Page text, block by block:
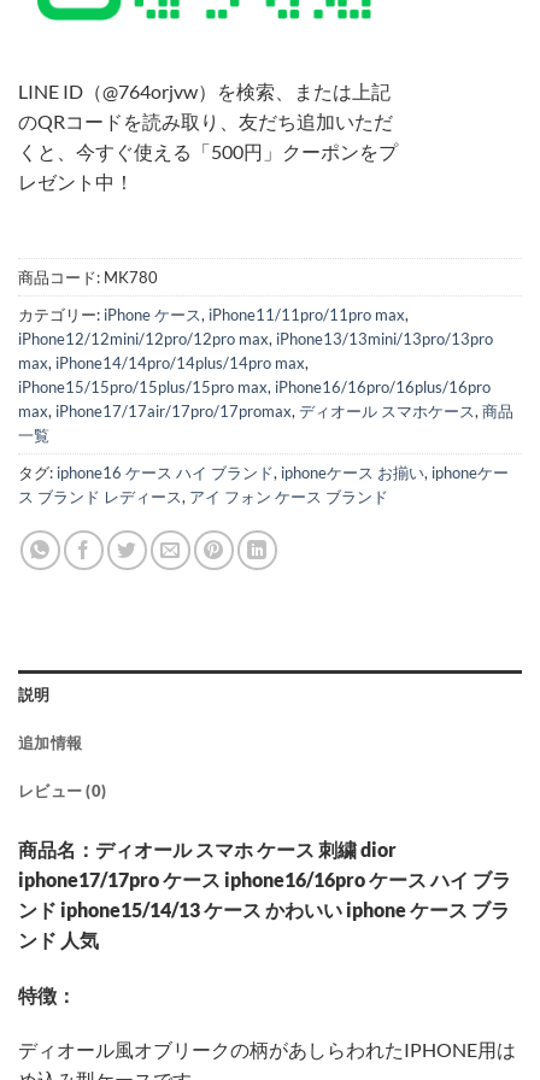
LINE ID（@764orjvw）を検索、または上記
のQRコードを読み取り、友だち追加いただ
くと、今すぐ使える「500円」クーポンをプ
レゼント中！
商品コード: MK780
カテゴリー: iPhone ケース, iPhone11/11pro/11pro max,
iPhone12/12mini/12pro/12pro max, iPhone13/13mini/13pro/13pro
max, iPhone14/14pro/14plus/14pro max,
iPhone15/15pro/15plus/15pro max, iPhone16/16pro/16plus/16pro
max, iPhone17/17air/17pro/17promax, ディオール スマホケース, 商品
一覧
タグ: iphone16 ケース ハイ ブランド, iphoneケース お揃い, iphoneケー
ス ブランド レディース, アイ フォン ケース ブランド
説明
追加情報
レビュー (0)
商品名：ディオール スマホ ケース 刺繍 dior
iphone17/17pro ケース iphone16/16pro ケース ハイ ブラ
ンド iphone15/14/13 ケース かわいい iphone ケース ブラ
ンド 人気
特徴：
ディオール風オブリークの柄があしらわれたIPHONE用は